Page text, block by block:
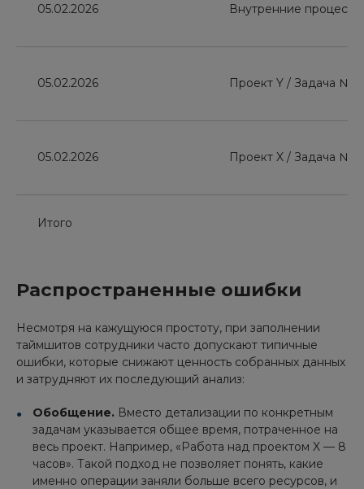
05.02.2026 Внутренние процессы
05.02.2026 Проект Y / Задача
05.02.2026 Проект X / Задача
Итого
Распространенные ошибки
Несмотря на кажущуюся простоту, при заполнении
таймшитов сотрудники часто допускают типичные
ошибки, которые снижают ценность собранных данных
и затрудняют их последующий анализ:
Обобщение. Вместо детализации по конкретным
задачам указывается общее время, потраченное на
весь проект. Например, «Работа над проектом X — 8
часов». Такой подход не позволяет понять, какие
именно операции заняли больше всего ресурсов, и